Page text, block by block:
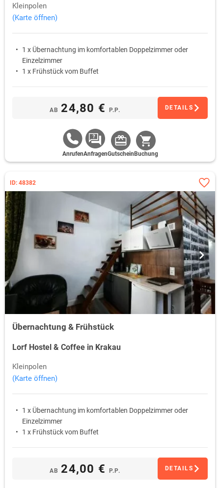
Kleinpolen
(Karte öffnen)
1 x Übernachtung im komfortablen Doppelzimmer oder
Einzelzimmer
1 x Frühstück vom Buffet
AB 24,80 € P.P. DETAILS
AnrufenAnfragenGutschein Buchung
ID: 48382
Übernachtung & Frühstück
Lorf Hostel & Coffee in Krakau
Kleinpolen
(Karte öffnen)
1 x Übernachtung im komfortablen Doppelzimmer oder
Einzelzimmer
1 x Frühstück vom Buffet
AB 24,00 € P.P. DETAILS